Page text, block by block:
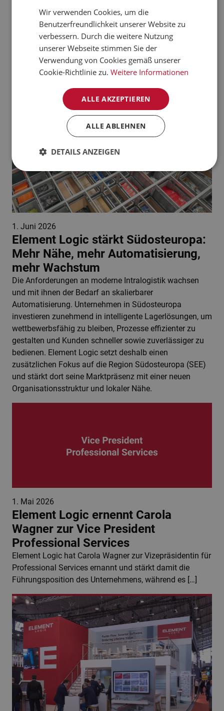
verarbeiten kann.
Jetzt mehr erfahren
Aktuelle News:
1. Juni 2026
Element Logic stärkt Südosteuropa:
Mehr Nähe, mehr Automatisierung,
mehr Wachstum
Die Anforderungen an moderne Intralogistik wachsen
und mit ihnen der Bedarf an skalierbarer
Automatisierung. Unternehmen in Südosteuropa
investieren zunehmend in intelligente Lagerlösungen, um
wettbewerbsfähig zu bleiben, Prozesse effizienter zu
gestalten und Kunden schneller sowie zuverlässiger zu
bedienen. Element Logic setzt deshalb einen
zusätzlichen Fokus auf die Region Südosteuropa (SEE)
und stärkt dort seine Marktpräsenz mit einer neuen
Organisationsstruktur und lokaler Nähe.
1. Mai 2026
Element Logic ernennt Carola
Wagner zur Vice President
Professional Services
Element Logic hat Carola Wagner zur Vizepräsidentin für
Professional Services ernannt und stärkt damit die
Führungsposition des Unternehmens, während es […]
FRENCH
DANISH
POLISH
ITALIAN
ENGLISH
Wir verwenden Cookies, um die
Benutzerfreundlichkeit unserer Website zu
verbessern. Durch die weitere Nutzung
unserer Webseite stimmen Sie der
Verwendung von Cookies gemäß unserer
Cookie-Richtlinie zu. Weitere Informationen
ALLE AKZEPTIEREN
ALLE ABLEHNEN
DETAILS ANZEIGEN